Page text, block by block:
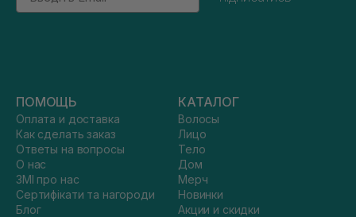
ПОМОЩЬ
Оплата и доставка
Как сделать заказ
Ответы на вопросы
О нас
ЗМІ про нас
Сертифікати та нагороди
Блог
КАТАЛОГ
Волосы
Лицо
Тело
Дом
Мерч
Новинки
Акции и скидки